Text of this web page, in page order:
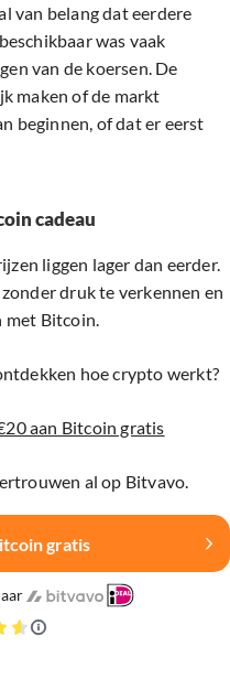
van belang dat eerdere
was vaak
van de koersen. De
maken of de markt
beginnen, of dat er eerst
cadeau
liggen lager dan eerder.
druk te verkennen en
met Bitcoin.
hoe crypto werkt?
aan Bitcoin gratis
al op Bitvavo.
gratis